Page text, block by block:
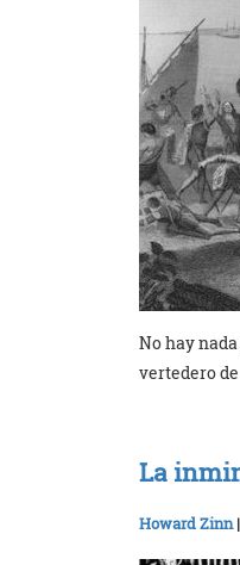
No hay
vertedero de
La
Howard Zinn|